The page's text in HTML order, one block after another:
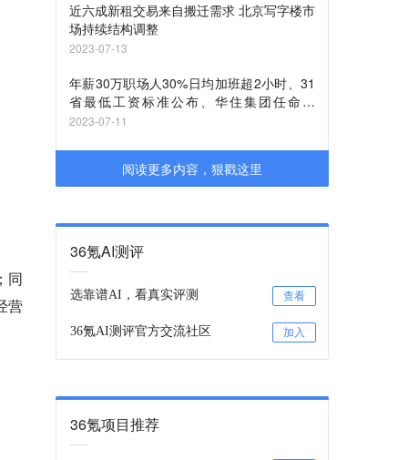
同
营
近六成新租交易来自搬迁需求 北京写字楼市
场持续结构调整
2023-07-13
年薪30万职场人30%日均加班超2小时、31
省最低工资标准公布、华住集团任命新
CEO| Offer留言板66期
2023-07-11
阅读更多内容，狠戳这里
36氪AI测评
选靠谱AI，看真实评测 查看
36氪AI测评官方交流社区 加入
36氪项目推荐